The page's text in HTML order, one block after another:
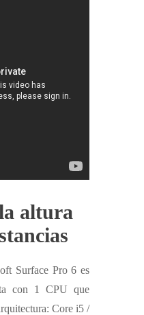
altura
Surface Pro 6 es
con 1 CPU que
Core i5 /